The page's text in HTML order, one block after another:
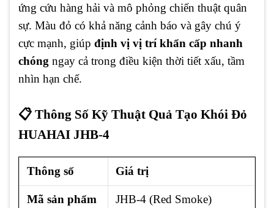
ứng cứu hàng hải và mô phỏng chiến thuật quân
sự. Màu đỏ có khả năng cảnh báo và gây chú ý
cực mạnh, giúp định vị vị trí khẩn cấp nhanh
chóng ngay cả trong điều kiện thời tiết xấu, tầm
nhìn hạn chế.
📋 Thông Số Kỹ Thuật Quả Tạo Khói Đỏ
HUAHAI JHB-4
Thông số Giá trị
Mã sản phẩm JHB-4 (Red Smoke)